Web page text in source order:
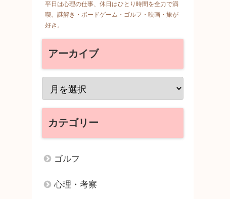
平日は心理の仕事、休日はひとり時間を全力で満
喫。謎解き・ボードゲーム・ゴルフ・映画・旅が
好き。
アーカイブ
カテゴリー
ゴルフ
心理・考察